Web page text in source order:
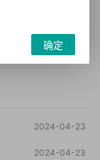
个体崛起术
2024-04-23
2024-04-23
确定